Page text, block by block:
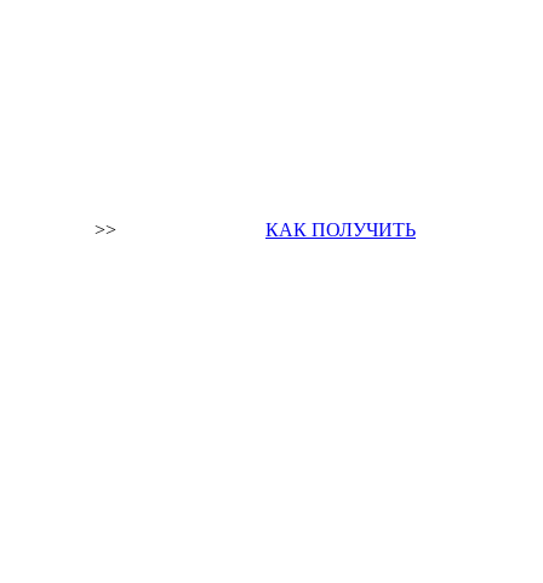
>> КАК ПОЛУЧИТЬ